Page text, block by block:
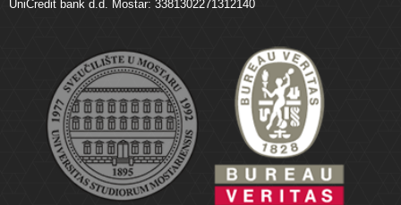
UniCredit bank d.d. Mostar: 3381302271312140